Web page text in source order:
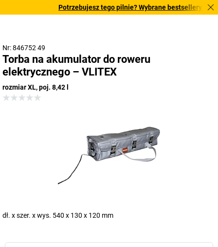
Potrzebujesz tego pilnie? Wybrane bestsellery
Nr: 846752 49
Torba na akumulator do roweru
elektrycznego – VLITEX
rozmiar XL, poj. 8,42 l
dł. x szer. x wys. 540 x 130 x 120 mm